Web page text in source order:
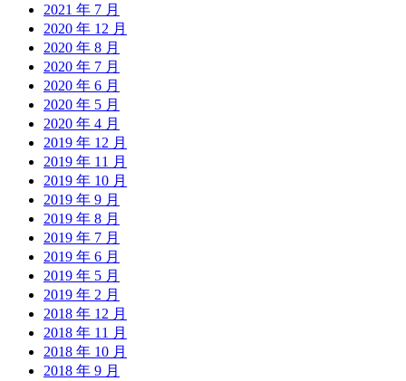
2021 年 7 月
2020 年 12 月
2020 年 8 月
2020 年 7 月
2020 年 6 月
2020 年 5 月
2020 年 4 月
2019 年 12 月
2019 年 11 月
2019 年 10 月
2019 年 9 月
2019 年 8 月
2019 年 7 月
2019 年 6 月
2019 年 5 月
2019 年 2 月
2018 年 12 月
2018 年 11 月
2018 年 10 月
2018 年 9 月